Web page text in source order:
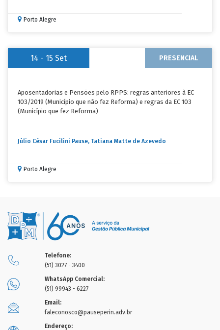
Porto Alegre
14 - 15Set PRESENCIAL
Aposentadorias e Pensões pelo RPPS: regras anteriores à EC
103/2019 (Município que não fez Reforma) e regras da EC 103
(Município que fez Reforma)
Júlio César Fucilini Pause, Tatiana Matte de Azevedo
Porto Alegre
Telefone:
(51) 3027 - 3400
WhatsApp Comercial:
(51) 99943 - 6227
Email:
faleconosco@pauseperin.adv.br
Endereço: